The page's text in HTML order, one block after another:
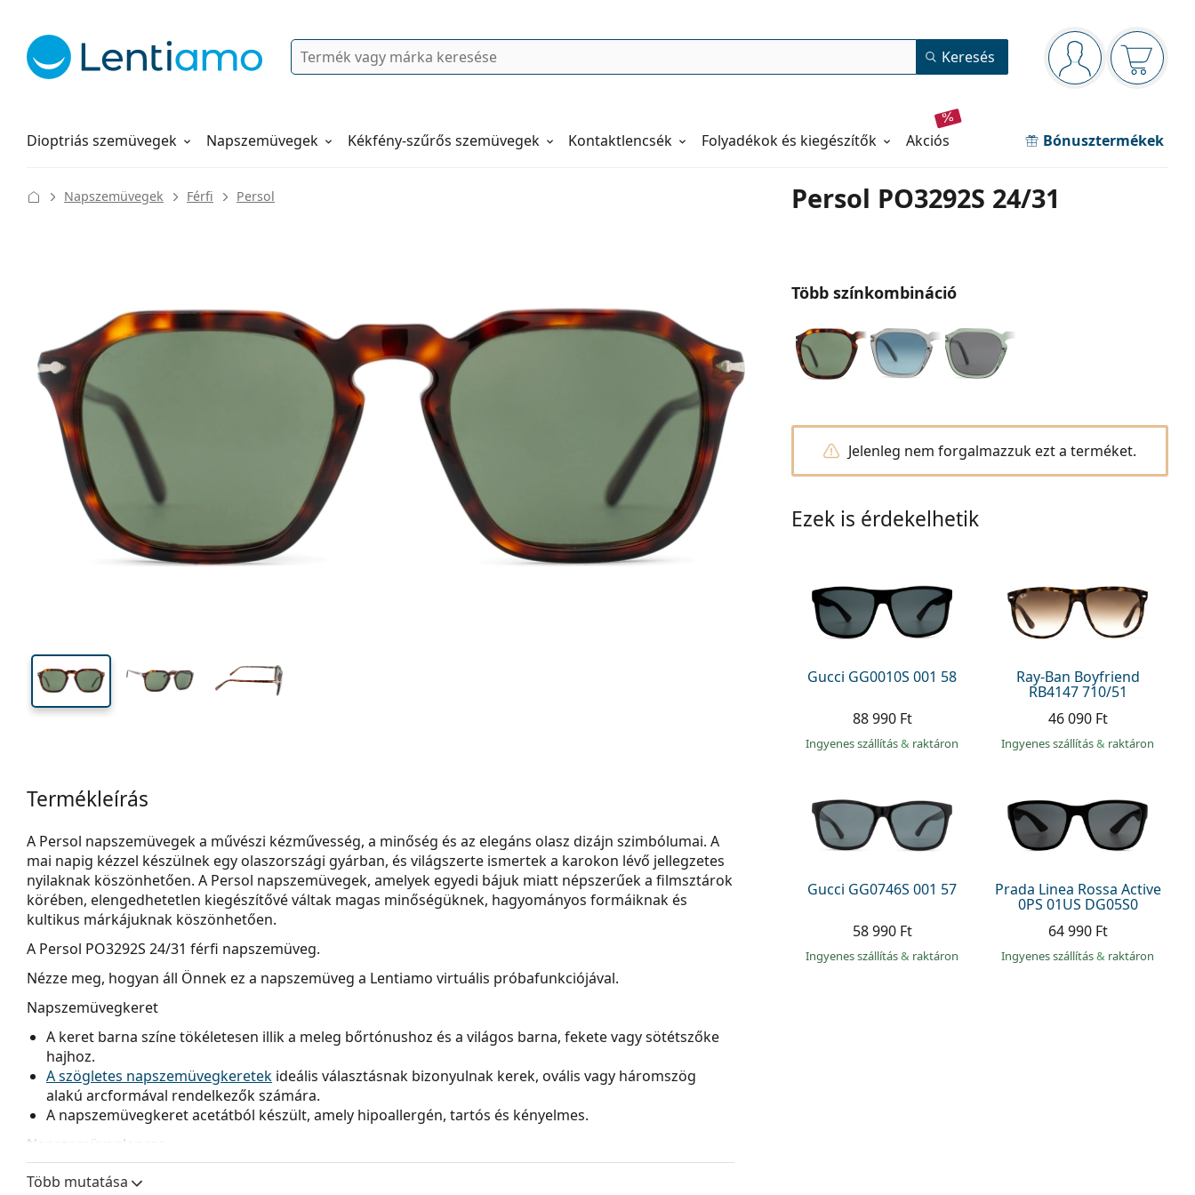
Navigációs panel
Bejelentkezve
Kosara
Keresés Keresés
Kontaktlencsék
Folyadékok
Dioptriás szemüvegek Napszemüvegek Kékfény-szűrős szemüvegek Folyadékok és kiegészítők akciós Bónusztermékek
Hogyan rendeljen
Persol PO3292S 24/31
Napszemüvegek Férfi Persol
Több színkombináció
Jelenleg nem forgalmazzuk ezt a terméket.
Ezek is érdekelhetik
Gucci GG0010S 001 58
88 990 Ft
Ingyenes szállítás& raktáron
Ray-Ban Boyfriend
RB4147 710/51
46 090 Ft
Ingyenes szállítás& raktáron
Gucci GG0746S 001 57
58 990 Ft
Ingyenes szállítás& raktáron
Prada Linea Rossa Active
0PS 01US DG05S0
64 990 Ft
Ingyenes szállítás& raktáron
Termékleírás
A Persol napszemüvegek a művészi kézművesség, a minőség és az elegáns olasz dizájn szimbólumai. A
mai napig kézzel készülnek egy olaszországi gyárban, és világszerte ismertek a karokon lévő jellegzetes
nyilaknak köszönhetően. A Persol napszemüvegek, amelyek egyedi bájuk miatt népszerűek a filmsztárok
körében, elengedhetetlen kiegészítővé váltak magas minőségüknek, hagyományos formáiknak és
kultikus márkájuknak köszönhetően.
A Persol PO3292S 24/31 férfi napszemüveg.
Nézze meg, hogyan áll Önnek ez a napszemüveg a Lentiamo virtuális próbafunkciójával.
Napszemüvegkeret
A keret barna színe tökéletesen illik a meleg bőrtónushoz és a világos barna, fekete vagy sötétszőke
hajhoz.
A szögletes napszemüvegkeretek ideális választásnak bizonyulnak kerek, ovális vagy háromszög
alakú arcformával rendelkezők számára.
A napszemüvegkeret acetátból készült, amely hipoallergén, tartós és kényelmes.
Napszemüveglencse
A zöld lencsék csökkentik a fény intenzitását anélkül, hogy befolyásolnák a kontrasztot vagy
Több mutatása